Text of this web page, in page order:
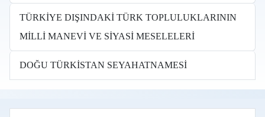
TÜRKİYE DIŞINDAKİ TÜRK TOPLULUKLARININ
MİLLİ MANEVİ VE SİYASİ MESELELERİ
DOĞU TÜRKİSTAN SEYAHATNAMESİ